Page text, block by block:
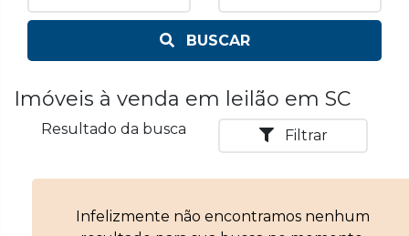
BUSCAR
Imóveis à venda em leilão em SC
Resultado da busca Filtrar
Infelizmente não encontramos nenhum